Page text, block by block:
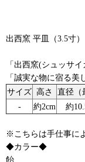
出西窯 平皿（3.5寸）
「出西窯(シュッサ
「誠実な物に宿る
サイズ 高さ
直径（
‐
約2cm 約
※こちらは手仕事に
◆カラー◆
飴